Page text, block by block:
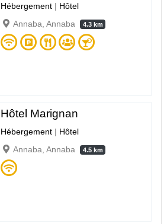
Hébergement | Hôtel
Annaba, Annaba
4.3 km
Hôtel Marignan
Hébergement | Hôtel
Annaba, Annaba
4.5 km